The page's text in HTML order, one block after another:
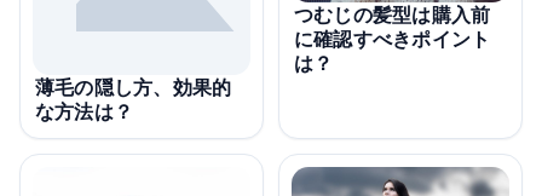
薄毛の隠し方、効果的
な方法は？
つむじの髪型は購入前
に確認すべきポイント
は？